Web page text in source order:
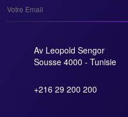
Av Leopold Sengor
Sousse 4000 - Tunisie
+216 29 200 200